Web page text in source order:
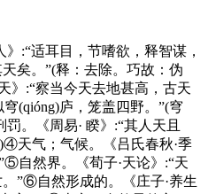
:“适耳目，节嗜欲，释智谋，
矣。”(释：去除。巧故：伪
》:“察当今天去地甚高，古天
(qióng)庐，笼盖四野。”(穹
。《周易· 睽》:“其人天且
天气；气候。《吕氏春秋·季
自然界。《荀子·天论》:“天
”⑥自然形成的。《庄子·养生